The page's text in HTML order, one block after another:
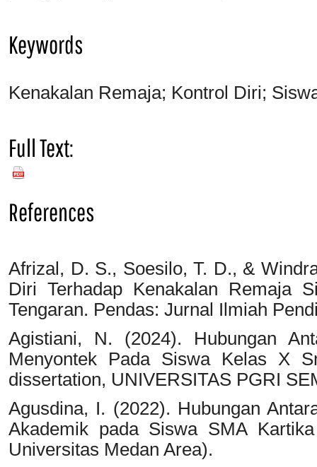
Keywords
Kenakalan Remaja; Kontrol Diri;
Full Text:
PDF
References
Afrizal, D. S., Soesilo, T. D., &
Diri Terhadap Kenakalan Remaja
Tengaran. Pendas: Jurnal Ilmiah
Agistiani, N. (2024). Hubungan
Menyontek Pada Siswa Kelas X
dissertation, UNIVERSITAS PGRI
Agusdina, I. (2022). Hubungan
Akademik pada Siswa SMA
Universitas Medan Area).